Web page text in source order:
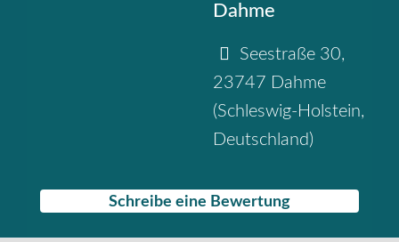
Dahme
Seestraße 30,
23747 Dahme
(Schleswig-Holstein,
Deutschland)
Schreibe eine Bewertung